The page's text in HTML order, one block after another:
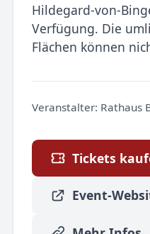
Hildegard-von-
Verfügung. Die
Flächen können
Veranstalter: Rathaus
Tickets
Event-